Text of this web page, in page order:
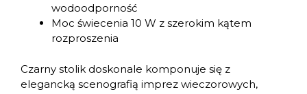
wodoodporność
Moc świecenia 10 W z szerokim kątem
rozproszenia
Czarny stolik doskonale komponuje się z
elegancką scenografią imprez wieczorowych,